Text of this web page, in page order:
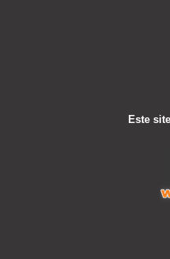
Este